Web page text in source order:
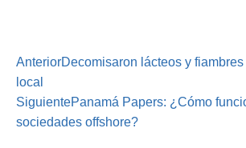
AnteriorDecomisaron lácteos y
local
SiguientePanamá Papers: ¿Cómo
sociedades offshore?